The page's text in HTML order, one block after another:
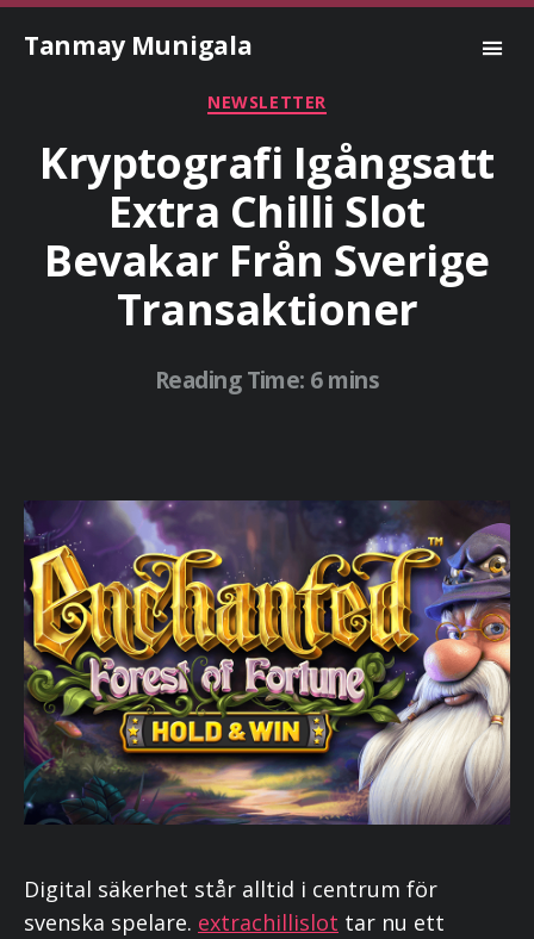
Tanmay Munigala
Categories
NEWSLETTER
Kryptografi Igångsatt
Extra Chilli Slot
Bevakar Från Sverige
Transaktioner
Digital säkerhet står alltid i centrum för
svenska spelare. extrachillislot tar nu ett